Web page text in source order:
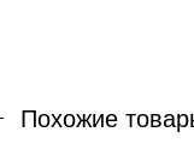
Похожие